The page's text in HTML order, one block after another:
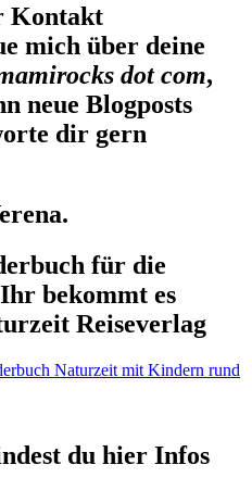
Kontakt
mich über deine
dot com,
neue Blogposts
dir gern
für die
bekommt es
Reiseverlag
du hier Infos